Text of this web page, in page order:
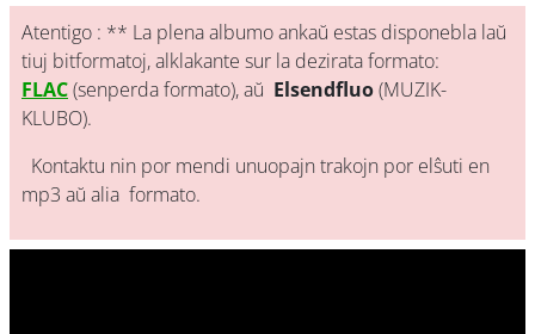
Atentigo : ** La plena albumo ankaŭ estas disponebla laŭ
tiuj bitformatoj, alklakante sur la dezirata formato:
FLAC(senperda formato), aŭ Elsendfluo(MUZIK-
KLUBO).
Kontaktu nin por mendi unuopajn trakojn por elŝuti en
mp3 aŭ alia formato.